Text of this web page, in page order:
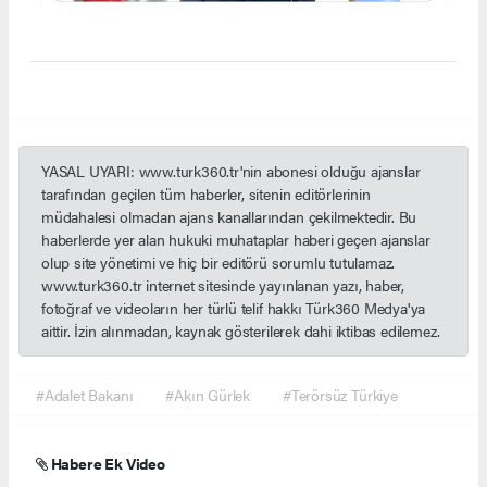
YASAL UYARI: www.turk360.tr'nin abonesi olduğu ajanslar
tarafından geçilen tüm haberler, sitenin editörlerinin
müdahalesi olmadan ajans kanallarından çekilmektedir. Bu
haberlerde yer alan hukuki muhataplar haberi geçen ajanslar
olup site yönetimi ve hiç bir editörü sorumlu tutulamaz.
www.turk360.tr internet sitesinde yayınlanan yazı, haber,
fotoğraf ve videoların her türlü telif hakkı Türk360 Medya'ya
aittir. İzin alınmadan, kaynak gösterilerek dahi iktibas edilemez.
#Adalet Bakanı #Akın Gürlek #Terörsüz Türkiye
Habere Ek Video